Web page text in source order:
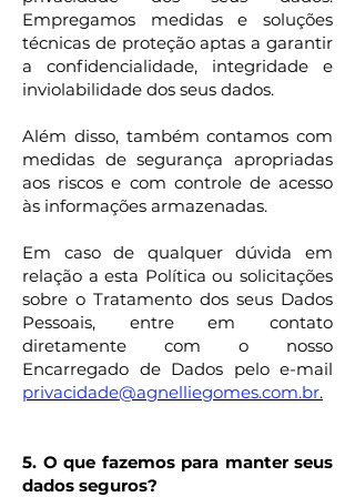
Empregamos medidas e soluções
técnicas de proteção aptas a garantir
a confidencialidade, integridade e
inviolabilidade dos seus dados.
Além disso, também contamos com
medidas de segurança apropriadas
aos riscos e com controle de acesso
às informações armazenadas.
Em caso de qualquer dúvida em
relação a esta Política ou solicitações
sobre o Tratamento dos seus Dados
Pessoais, entre em contato
diretamente com o nosso
Encarregado de Dados pelo e-mail
privacidade@agnelliegomes.com.br.
5. O que fazemos para manter seus
dados seguros?